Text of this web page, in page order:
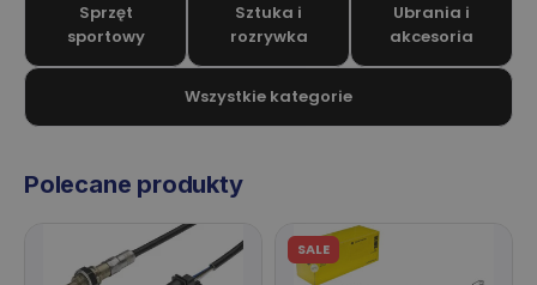
Sprzęt
sportowy
Sztuka i
rozrywka
Ubrania i
akcesoria
Wszystkie kategorie
Polecane produkty
SALE